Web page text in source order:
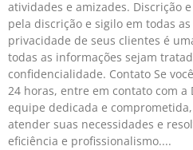
atividades e amizades. Discrição
pela discrição e sigilo em todas
privacidade de seus clientes é
todas as informações sejam
confidencialidade. Contato Se
24 horas, entre em contato com a
equipe dedicada e
atender suas necessidades e
eficiência e profissionalismo.